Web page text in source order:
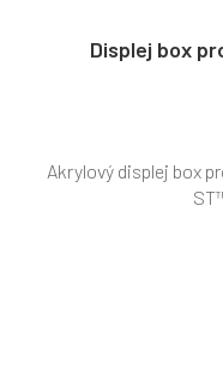
Displej box
Akrylový displej box